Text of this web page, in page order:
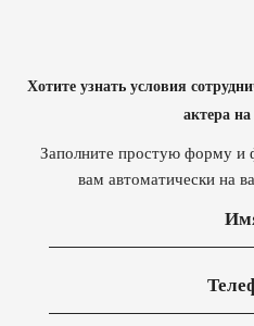
Хотите узнать условия
актера
Заполните простую форму и
вам автоматически на